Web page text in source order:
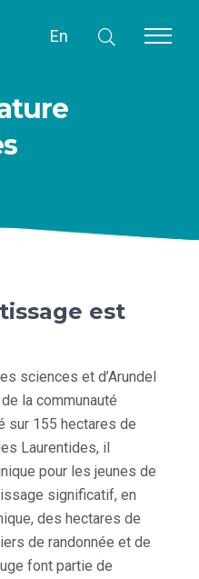
En
est
sciences et d’Arundel
la communauté
sur 155 hectares de
Laurentides, il
pour les jeunes de
significatif, en
des hectares de
de randonnée et de
font partie de